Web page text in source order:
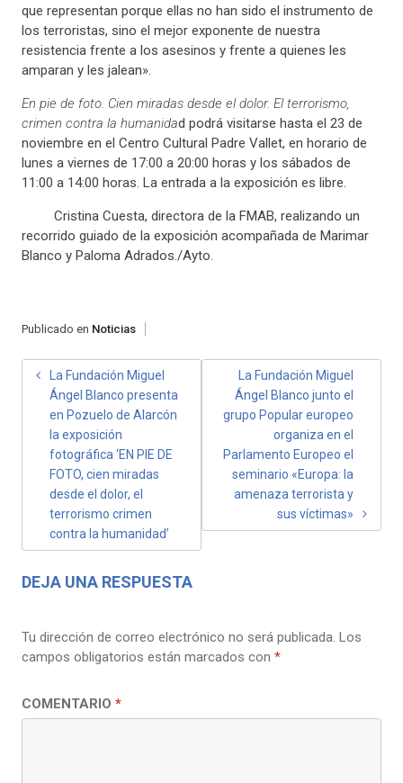
que representan porque ellas no han sido el instrumento de
los terroristas, sino el mejor exponente de nuestra
resistencia frente a los asesinos y frente a quienes les
amparan y les jalean».
En pie de foto. Cien miradas desde el dolor. El terrorismo,
crimen contra la humanidad podrá visitarse hasta el 23 de
noviembre en el Centro Cultural Padre Vallet, en horario de
lunes a viernes de 17:00 a 20:00 horas y los sábados de
11:00 a 14:00 horas. La entrada a la exposición es libre.
Cristina Cuesta, directora de la FMAB, realizando un
recorrido guiado de la exposición acompañada de Marimar
Blanco y Paloma Adrados./Ayto.
Publicado en Noticias
NAVEGACIÓN
ENTRADAS
La Fundación Miguel
Ángel Blanco presenta
en Pozuelo de Alarcón
la exposición
fotográfica ‘EN PIE DE
FOTO, cien miradas
desde el dolor, el
terrorismo crimen
contra la humanidad’
La Fundación Miguel
Ángel Blanco junto el
grupo Popular europeo
organiza en el
Parlamento Europeo el
seminario «Europa: la
amenaza terrorista y
sus víctimas»
DEJA UNA RESPUESTA
Tu dirección de correo electrónico no será publicada. Los
campos obligatorios están marcados con *
COMENTARIO *